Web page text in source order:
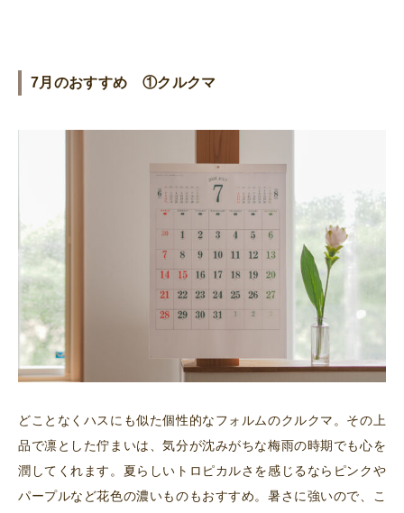
7月のおすすめ ①クルクマ
どことなくハスにも似た個性的なフォルムのクルクマ。その上
品で凛とした佇まいは、気分が沈みがちな梅雨の時期でも心を
潤してくれます。夏らしいトロピカルさを感じるならピンクや
パープルなど花色の濃いものもおすすめ。暑さに強いので、こ